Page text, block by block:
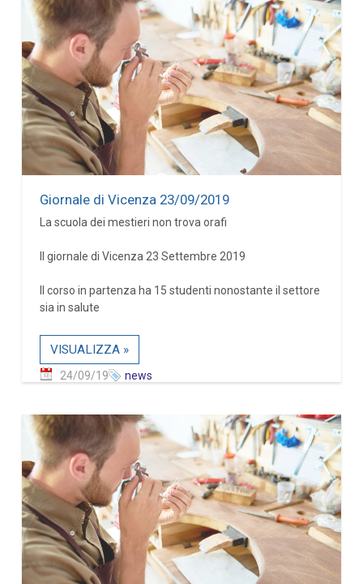
Giornale di Vicenza 23/09/2019
La scuola dei mestieri non trova orafi
Il giornale di Vicenza 23 Settembre 2019
Il corso in partenza ha 15 studenti nonostante il settore
sia in salute
VISUALIZZA »
24/09/19 news